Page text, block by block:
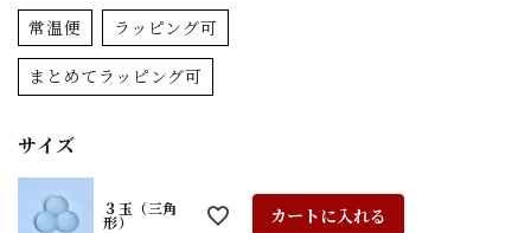
常温便 ラッピング可
まとめてラッピング可
サイズ
３玉（三角
形） カートに入れる